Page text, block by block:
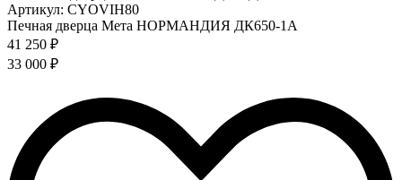
Артикул: CYOVIH80
Печная дверца Мета НОРМАНДИЯ ДК650-1А
41 250 ₽
33 000 ₽